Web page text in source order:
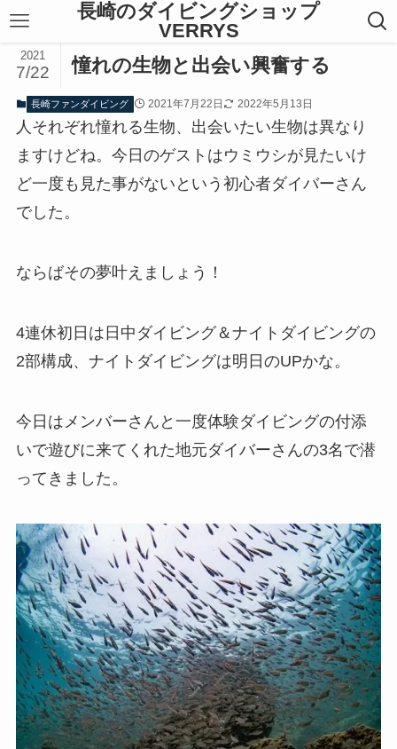
長崎のダイビングショップ
VERRYS
憧れの生物と出会い興奮する
2021
7/22
長崎ファンダイビング 2021年7月22日 2022年5月13日
人それぞれ憧れる生物、出会いたい生物は異なり
ますけどね。今日のゲストはウミウシが見たいけ
ど一度も見た事がないという初心者ダイバーさん
でした。
ならばその夢叶えましょう！
4連休初日は日中ダイビング＆ナイトダイビングの
2部構成、ナイトダイビングは明日のUPかな。
今日はメンバーさんと一度体験ダイビングの付添
いで遊びに来てくれた地元ダイバーさんの3名で潜
ってきました。